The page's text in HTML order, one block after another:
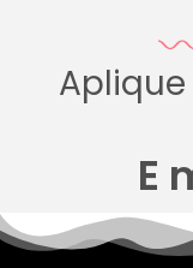
E